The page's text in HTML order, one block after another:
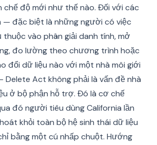
chế độ mới như thế nào. Đối với các
— đặc biệt là những người có việc
thuộc vào phân giải danh tính, mở
đo lường theo chương trình hoặc
đổi dữ liệu nào với một nhà môi giới
Delete Act không phải là vấn đề nhà
ở bộ phận hỗ trợ. Đó là cơ chế
đó người tiêu dùng California lần
khỏi toàn bộ hệ sinh thái dữ liệu
bằng một cú nhấp chuột. Hướng